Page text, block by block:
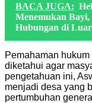
BACA JUGA:
Menemukan
Hubungan di
Pemahaman
diketahui agar
pengetahuan ini,
menjadi desa yang
pertumbuhan